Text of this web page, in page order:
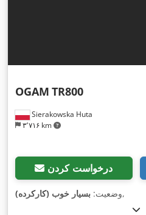
Sierakowska Huta
۳٬۷۱۶ km
OGAM TR800
درخواست کردن
وضعیت: بسیار خوب (کارکرده) ,